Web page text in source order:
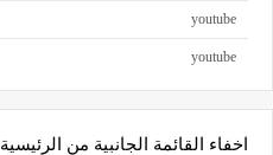
youtube
youtube
اخفاء القائمة الجانبية من الرئيسية